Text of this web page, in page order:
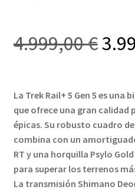
4.999,00€El
era:
La Trek Rail+ 5 Gen 5 es
que ofrece una gran calidad
épicas. Su robusto cuadro
combina con un
RT y una horquilla Psylo
para superar los terrenos
La transmisión Shimano